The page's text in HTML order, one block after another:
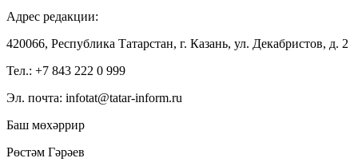
Адрес редакции:
420066, Республика Татарстан, г. Казань, ул. Декабристов, д. 2
Тел.: +7 843 222 0 999
Эл. почта: infotat@tatar-inform.ru
Баш мөхәррир
Рөстәм Гәрәев